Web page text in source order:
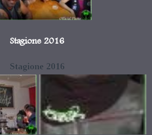
Stagione 2016
Stagione 2016